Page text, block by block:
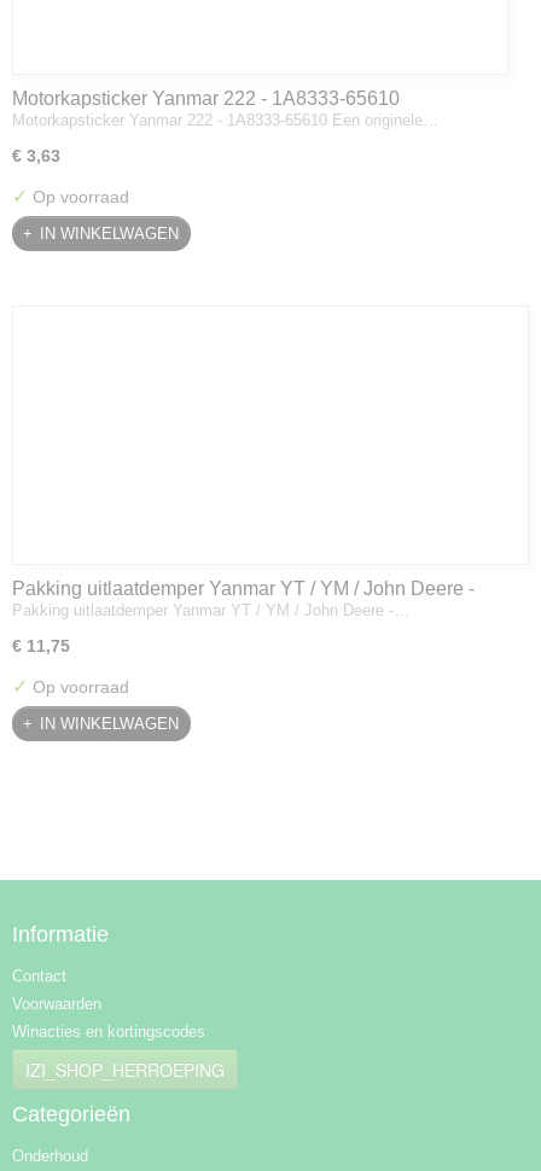
Motorkapsticker Yanmar 222 - 1A8333-65610
Motorkapsticker Yanmar 222 - 1A8333-65610 Een originele…
€ 3,63
✓ Op voorraad
IN WINKELWAGEN
Pakking uitlaatdemper Yanmar YT / YM / John Deere -
128300-13230
Pakking uitlaatdemper Yanmar YT / YM / John Deere -…
€ 11,75
✓ Op voorraad
IN WINKELWAGEN
Informatie
Contact
Voorwaarden
Winacties en kortingscodes
IZI_SHOP_HERROEPING
Categorieën
Onderhoud